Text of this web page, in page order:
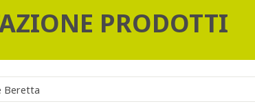
PRODOTTI
Beretta